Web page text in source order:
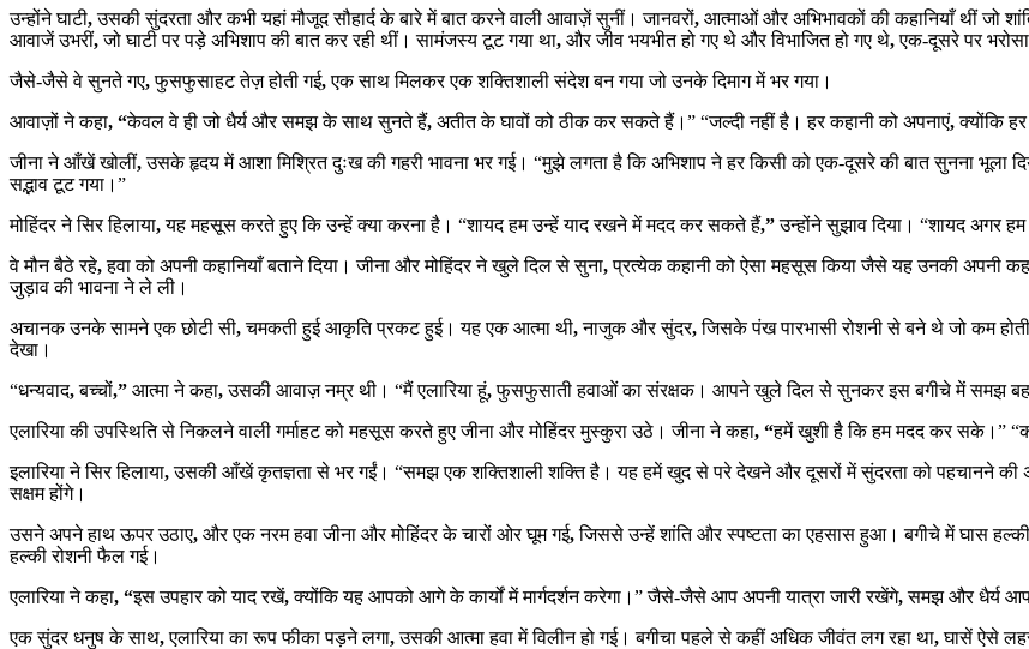
उन्होंने घाटी,उसकी सुंदरता और कभी यहां मौजूद सौहार्द के बारे में बात करने वाली आवाज़ें सुनीं। जानवरों, आत्माओं और अभिभावकों की कहानियाँ थीं जो
आवाजें उभरीं,जो घाटी पर पड़े अभिशाप की बात कर रही थीं। सामंजस्य टूट गया था, और जीव भयभीत हो गए थे और विभाजित हो गए थे,एक-दूसरे पर
जैसे-जैसे वे सुनते गए,फुसफुसाहट तेज़ होती गई,एक साथ मिलकर एक शक्तिशाली संदेश बन गया जो उनके दिमाग में भर गया।
आवाज़ों ने कहा, “केवल वे ही जो धैर्य और समझ के साथ सुनते हैं, अतीत के घावों को ठीक कर सकते हैं।” “जल्दी नहीं है। हर कहानी को अपनाएं,क्योंकि
जीना ने आँखें खोलीं,उसके हृदय में आशा मिश्रित दुःख की गहरी भावना भर गई। “मुझे लगता है कि अभिशाप ने हर किसी को एक-दूसरे की बात सुनना भूला
सद्भाव टूट गया।”
मोहिंदर ने सिर हिलाया,यह महसूस करते हुए कि उन्हें क्या करना है। “शायद हम उन्हें याद रखने में मदद कर सकते हैं,”उन्होंने सुझाव दिया। “शायद अगर
वे मौन बैठे रहे,हवा को अपनी कहानियाँ बताने दिया। जीना और मोहिंदर ने खुले दिल से सुना,प्रत्येक कहानी को ऐसा महसूस किया जैसे यह उनकी अपनी
जुड़ाव की भावना ने ले ली।
अचानक उनके सामने एक छोटी सी,चमकती हुई आकृति प्रकट हुई। यह एक आत्मा थी,नाजुक और सुंदर,जिसके पंख पारभासी रोशनी से बने थे जो कम
देखा।
“धन्यवाद,बच्चों,” आत्मा ने कहा,उसकी आवाज़ नम्र थी। “मैं एलारिया हूं,फुसफुसाती हवाओं का संरक्षक। आपने खुले दिल से सुनकर इस बगीचे में समझ
एलारिया की उपस्थिति से निकलने वाली गर्माहट को महसूस करते हुए जीना और मोहिंदर मुस्कुरा उठे। जीना ने कहा, “हमें खुशी है कि हम मदद कर सके।”
इलारिया ने सिर हिलाया,उसकी आँखें कृतज्ञता से भर गईं। “समझ एक शक्तिशाली शक्ति है। यह हमें खुद से परे देखने और दूसरों में सुंदरता को पहचानने की
सक्षम होंगे।
उसने अपने हाथ ऊपर उठाए, और एक नरम हवा जीना और मोहिंदर के चारों ओर घूम गई,जिससे उन्हें शांति और स्पष्टता का एहसास हुआ। बगीचे में घास
हल्की रोशनी फैल गई।
एलारिया ने कहा, “इस उपहार को याद रखें,क्योंकि यह आपको आगे के कार्यों में मार्गदर्शन करेगा।” जैसे-जैसे आप अपनी यात्रा जारी रखेंगे,समझ और धैर्य
एक सुंदर धनुष के साथ,एलारिया का रूप फीका पड़ने लगा,उसकी आत्मा हवा में विलीन हो गई। बगीचा पहले से कहीं अधिक जीवंत लग रहा था,घासें ऐसे